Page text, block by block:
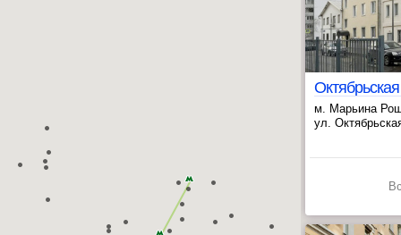
м. Марьина
, Достоевская
ул.